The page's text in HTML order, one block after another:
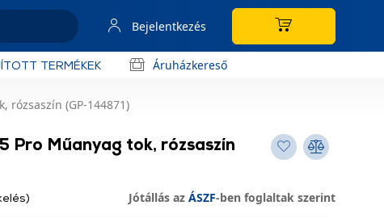
Bejelentkezés
TERMÉKEK Áruházkereső
rózsaszín (GP-144871)
Pro Műanyag tok, rózsaszín
Jótállás az ÁSZF-ben foglaltak szerint